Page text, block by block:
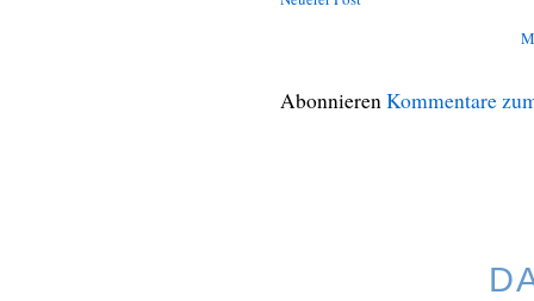
AbonnierenKommentare